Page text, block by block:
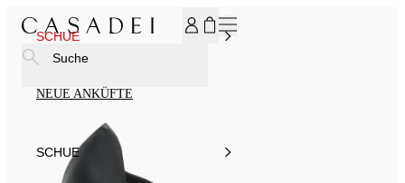
SCHUE
NEUE ANKÜFTE
SCHUE
Suche